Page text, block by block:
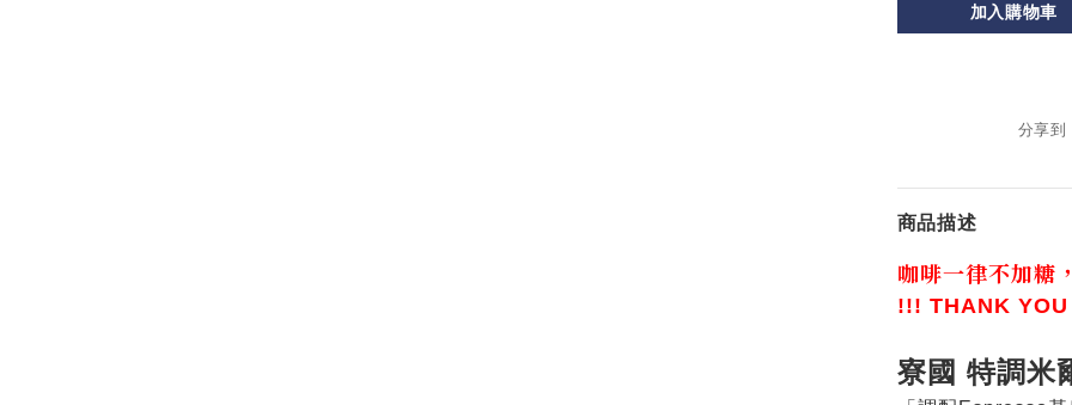
加入購物車
分享到
商品描述
咖啡一律不加糖
!!! THANK
寮國 特調米